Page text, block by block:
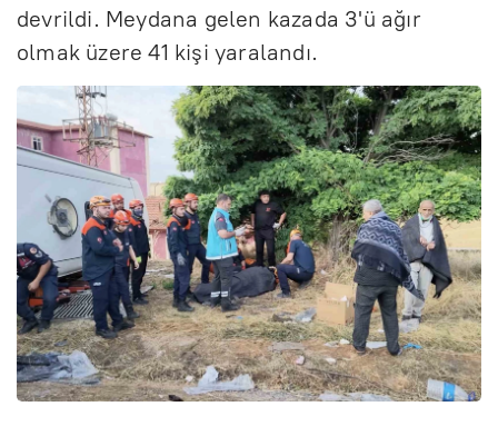
devrildi. Meydana gelen kazada 3'ü ağır
olmak üzere 41 kişi yaralandı.